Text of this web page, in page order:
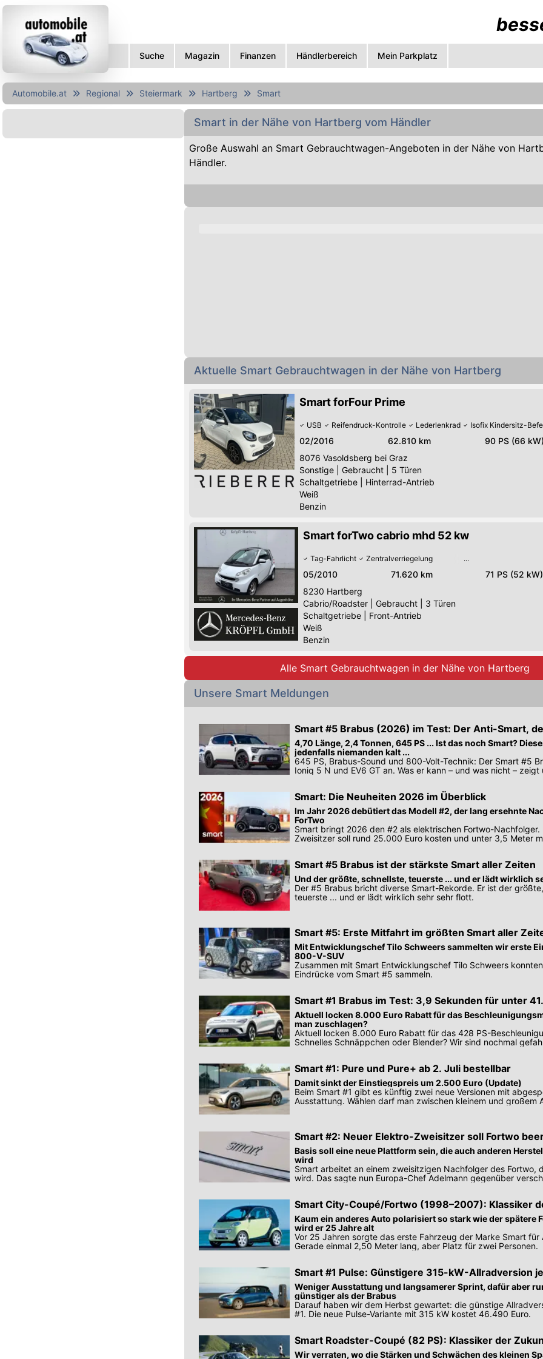
Suche Magazin Finanzen Händlerbereich Mein Parkplatz
Automobile.at Regional Steiermark Hartberg Smart
Smart in der Nähe von Hartberg vom Händler
Große Auswahl an Smart Gebrauchtwagen-Angeboten in der Nähe von
Händler.
Aktuelle Smart Gebrauchtwagen in der Nähe von Hartberg
Smart forFour Prime
USB Reifendruck-Kontrolle Lederlenkrad Isofix Kindersitz-
02/2016 62.810 km 90 PS (66 kW)
8076 Vasoldsberg bei Graz
Sonstige
Gebraucht
5 Türen
Schaltgetriebe
Hinterrad-Antrieb
Weiß
Benzin
Smart forTwo cabrio mhd 52 kw
Tag-Fahrlicht Zentralverriegelung
05/2010 71.620 km 71 PS (52 kW)
8230 Hartberg
Cabrio/Roadster
Gebraucht
3 Türen
Schaltgetriebe
Front-Antrieb
Weiß
Benzin
Alle Smart Gebrauchtwagen in der Nähe von Hartberg
Unsere Smart Meldungen
Smart #5 Brabus (2026) im Test: Der Anti-Smart,
4,70 Länge, 2,4 Tonnen, 645 PS ... Ist das noch Smart?
jedenfalls niemanden kalt ...
645 PS, Brabus-Sound und 800-Volt-Technik: Der Smart #5
Ioniq 5 N und EV6 GT an. Was er kann – und was nicht – zeigt
Smart: Die Neuheiten 2026 im Überblick
Im Jahr 2026 debütiert das Modell #2, der lang ersehnte
ForTwo
Smart bringt 2026 den #2 als elektrischen Fortwo-
Zweisitzer soll rund 25.000 Euro kosten und unter 3,5 Meter
Smart #5 Brabus ist der stärkste Smart aller Zeiten
Und der größte, schnellste, teuerste ... und er lädt wirklich
Der #5 Brabus bricht diverse Smart-Rekorde. Er ist der
teuerste ... und er lädt wirklich sehr sehr flott.
Smart #5: Erste Mitfahrt im größten Smart aller
Mit Entwicklungschef Tilo Schweers sammelten wir erste
800-V-SUV
Zusammen mit Smart Entwicklungschef Tilo Schweers
Eindrücke vom Smart #5 sammeln.
Smart #1 Brabus im Test: 3,9 Sekunden für unter
Aktuell locken 8.000 Euro Rabatt für das
man zuschlagen?
Aktuell locken 8.000 Euro Rabatt für das 428 PS-
Schnelles Schnäppchen oder Blender? Wir sind nochmal
Smart #1: Pure und Pure+ ab 2. Juli bestellbar
Damit sinkt der Einstiegspreis um 2.500 Euro (Update)
Beim Smart #1 gibt es künftig zwei neue Versionen mit
Ausstattung. Wählen darf man zwischen kleinem und großem
Smart #2: Neuer Elektro-Zweisitzer soll Fortwo
Basis soll eine neue Plattform sein, die auch anderen
wird
Smart arbeitet an einem zweisitzigen Nachfolger des Fortwo,
wird. Das sagte nun Europa-Chef Adelmann gegenüber
Smart City-Coupé/Fortwo (1998–2007): Klassiker
Kaum ein anderes Auto polarisiert so stark wie der spätere
wird er 25 Jahre alt
Vor 25 Jahren sorgte das erste Fahrzeug der Marke Smart für
Gerade einmal 2,50 Meter lang, aber Platz für zwei Personen.
Smart #1 Pulse: Günstigere 315-kW-Allradversion
Weniger Ausstattung und langsamerer Sprint, dafür aber
günstiger als der Brabus
Darauf haben wir dem Herbst gewartet: die günstige
#1. Die neue Pulse-Variante mit 315 kW kostet 46.490 Euro.
Smart Roadster-Coupé (82 PS): Klassiker der
Wir verraten, wo die Stärken und Schwächen des kleinen